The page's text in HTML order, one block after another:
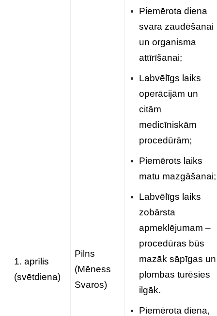
1. aprīlis
(svētdiena)
Pilns
(Mēness
Svaros)
Piemērota diena
svara zaudēšanai
un organisma
attīrīšanai;
Labvēlīgs laiks
operācijām un
citām
medicīniskām
procedūrām;
Piemērots laiks
matu mazgāšanai;
Labvēlīgs laiks
zobārsta
apmeklējumam –
procedūras būs
mazāk sāpīgas un
plombas turēsies
ilgāk.
Piemērota diena,